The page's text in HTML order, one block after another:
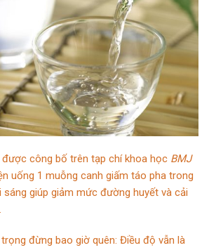
công bố trên tạp chí khoa học BMJ
uống 1 muỗng canh giấm táo pha trong
giúp giảm mức đường huyết và cải
đừng bao giờ quên: Điều độ vẫn là